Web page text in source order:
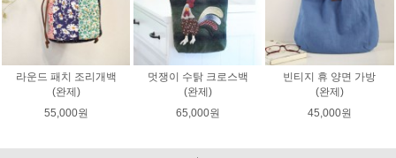
라운드 패치 조리개백
(완제)
55,000원
멋쟁이 수탉 크로스백
(완제)
65,000원
빈티지 휴 양면 가방
(완제)
45,000원